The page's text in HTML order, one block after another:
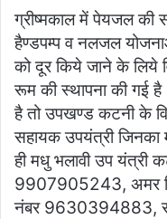
ग्रीष्मकाल में पेयजल की
हैण्डपम्प व नलजल
को दूर किये जाने के लिये
रूम की स्थापना की गई
है तो उपखण्ड कटनी के
सहायक उपयंत्री
ही मधु भलावी उप यंत्री
9907905243, अमर
नंबर 9630394883,